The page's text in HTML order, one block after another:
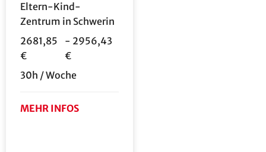
Eltern-Kind-
Zentrum in Schwerin
2681,85
€
- 2956,43
€
30h / Woche
MEHR INFOS